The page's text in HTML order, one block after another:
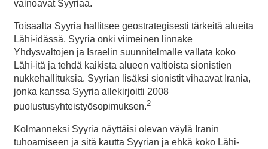
vainoavat Syyriaa.
Toisaalta Syyria hallitsee geostrategisesti tärkeitä alueita
Lähi-idässä. Syyria onki viimeinen linnake
Yhdysvaltojen ja Israelin suunnitelmalle vallata koko
Lähi-itä ja tehdä kaikista alueen valtioista sionistien
nukkehallituksia. Syyrian lisäksi sionistit vihaavat Irania,
jonka kanssa Syyria allekirjoitti 2008
puolustusyhteistyösopimuksen.2
Kolmanneksi Syyria näyttäisi olevan väylä Iranin
tuhoamiseen ja sitä kautta Syyrian ja ehkä koko Lähi-